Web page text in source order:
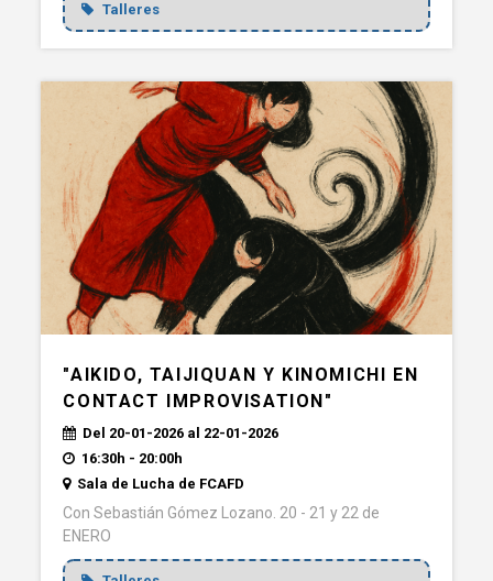
Talleres
"AIKIDO, TAIJIQUAN Y KINOMICHI EN
CONTACT IMPROVISATION"
Del 20-01-2026 al 22-01-2026
16:30h - 20:00h
Sala de Lucha de FCAFD
Con Sebastián Gómez Lozano. 20 - 21 y 22 de
ENERO